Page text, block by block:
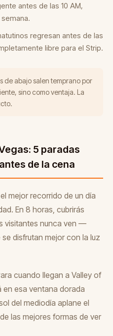
antes de las 10 AM,
regresan antes de las
libre para el Strip.
de abajo salen temprano por
sino como ventaja. La
5 paradas
de la cena
mejor recorrido de un día
En 8 horas, cubrirás
visitantes nunca ven —
disfrutan mejor con la luz
cuando llegan a Valley of
en esa ventana dorada
del mediodía aplane el
las mejores formas de ver